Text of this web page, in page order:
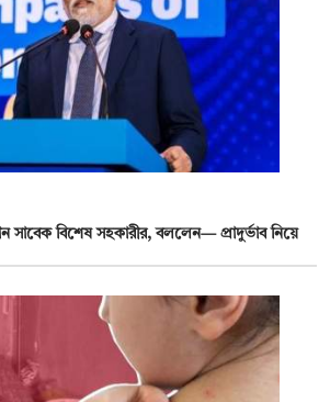
সাবেক বিশেষ সহকারীর, বললেন— প্রাদুর্ভাব নিয়ে